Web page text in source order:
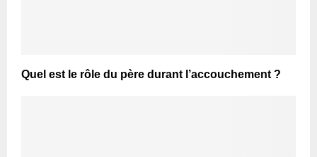
Quel est le rôle du père durant l’accouchement ?